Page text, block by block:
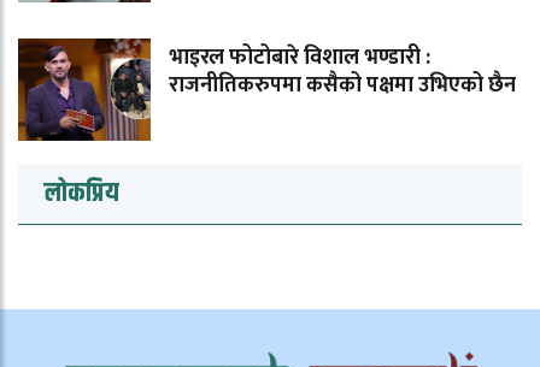
भाइरल फोटोबारे विशाल भण्डारी :
राजनीतिकरुपमा कसैको पक्षमा उभिएको छैन
लोकप्रिय